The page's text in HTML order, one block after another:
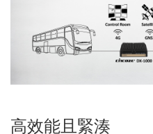
高效能且緊湊